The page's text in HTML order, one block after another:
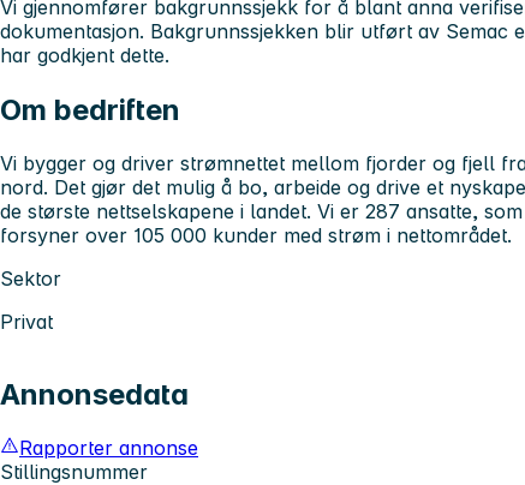
Vi gjennomfører bakgrunnssjekk for å blant anna
dokumentasjon. Bakgrunnssjekken blir utført av Semac
har godkjent dette.
Om bedriften
Vi bygger og driver strømnettet mellom fjorder og fjell
nord. Det gjør det mulig å bo, arbeide og drive et
de største nettselskapene i landet. Vi er 287 ansatte,
forsyner over 105 000 kunder med strøm i nettområdet.
Sektor
Privat
Annonsedata
Rapporter annonse
Stillingsnummer